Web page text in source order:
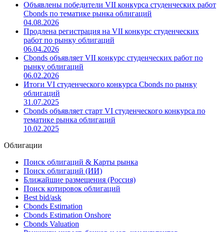
Объявлены победители VII конкурса студенческих работ
Cbonds по тематике рынка облигаций
04.08.2026
Продлена регистрация на VII конкурс студенческих
работ по рынку облигаций
06.04.2026
Cbonds объявляет VII конкурс студенческих работ по
рынку облигаций
06.02.2026
Итоги VI студенческого конкурса Cbonds по рынку
облигаций
31.07.2025
Cbonds объявляет старт VI студенческого конкурса по
тематике рынка облигаций
10.02.2025
Облигации
Поиск облигаций & Карты рынка
Поиск облигаций (ИИ)
Ближайшие размещения (Россия)
Поиск котировок облигаций
Best bid/ask
Cbonds Estimation
Cbonds Estimation Onshore
Cbonds Valuation